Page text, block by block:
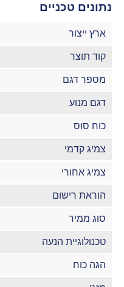
נתונים טכניים
ארץ ייצור
קוד תוצר
מספר דגם
דגם מנוע
כוח סוס
צמיג קדמי
צמיג אחורי
הוראת רישום
סוג ממיר
טכנולוגיית הנעה
הגה כוח